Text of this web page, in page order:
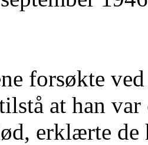
forsøkte
at han
erklærte